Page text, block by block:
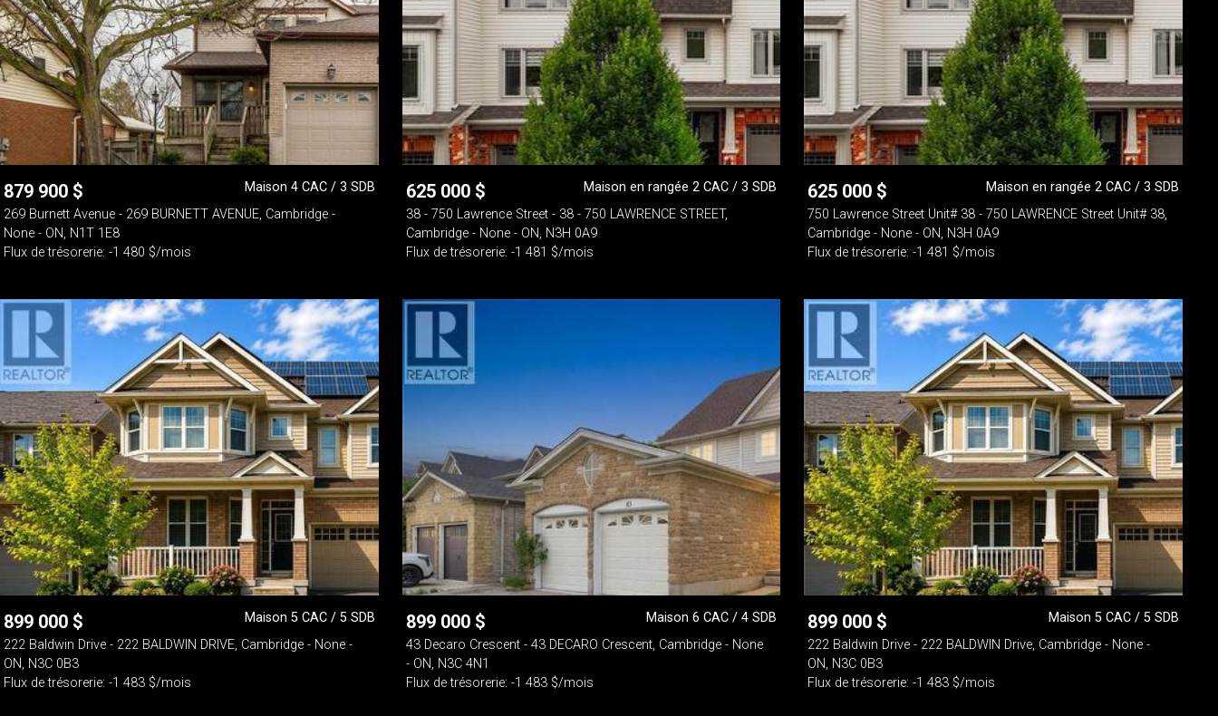
879 900 $
Maison 4 CAC / 3 SDB
269 Burnett Avenue - 269 BURNETT AVENUE, Cambridge -
None - ON, N1T 1E8
Flux de trésorerie: -1 480 $/mois
625 000 $
Maison en rangée 2 CAC / 3 SDB
38 - 750 Lawrence Street - 38 - 750 LAWRENCE STREET,
Cambridge - None - ON, N3H 0A9
Flux de trésorerie: -1 481 $/mois
625 000 $
Maison en rangée 2 CAC / 3 SDB
750 Lawrence Street Unit# 38 - 750 LAWRENCE Street Unit# 38,
Cambridge - None - ON, N3H 0A9
Flux de trésorerie: -1 481 $/mois
899 000 $
Maison 5 CAC / 5 SDB
222 Baldwin Drive - 222 BALDWIN DRIVE, Cambridge - None -
ON, N3C 0B3
Flux de trésorerie: -1 483 $/mois
899 000 $
Maison 6 CAC / 4 SDB
43 Decaro Crescent - 43 DECARO Crescent, Cambridge - None
- ON, N3C 4N1
Flux de trésorerie: -1 483 $/mois
899 000 $
Maison 5 CAC / 5 SDB
222 Baldwin Drive - 222 BALDWIN Drive, Cambridge - None -
ON, N3C 0B3
Flux de trésorerie: -1 483 $/mois